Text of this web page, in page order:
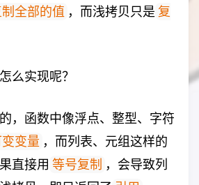
制全部的值 ，而浅拷贝只是 复
么实现呢？
，函数中像浮点、整型、字符
变量 ，而列表、元组这样的
直接用 等号复制 ，会导致列